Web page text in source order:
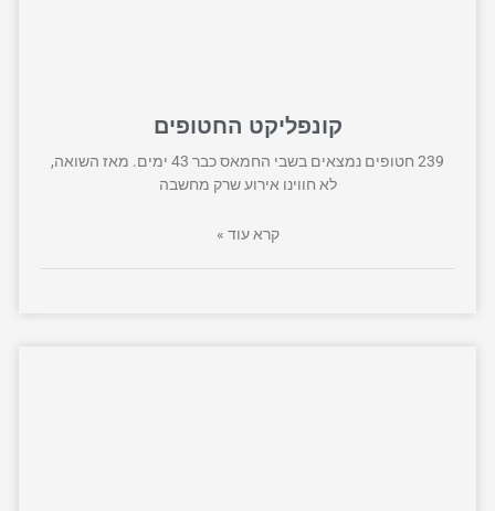
קונפליקט החטופים
239 חטופים נמצאים בשבי החמאס כבר 43 ימים. מאז השואה,
לא חווינו אירוע שרק מחשבה
קרא עוד »